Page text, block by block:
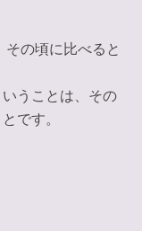
の頃に比べると
うことは、その
です。